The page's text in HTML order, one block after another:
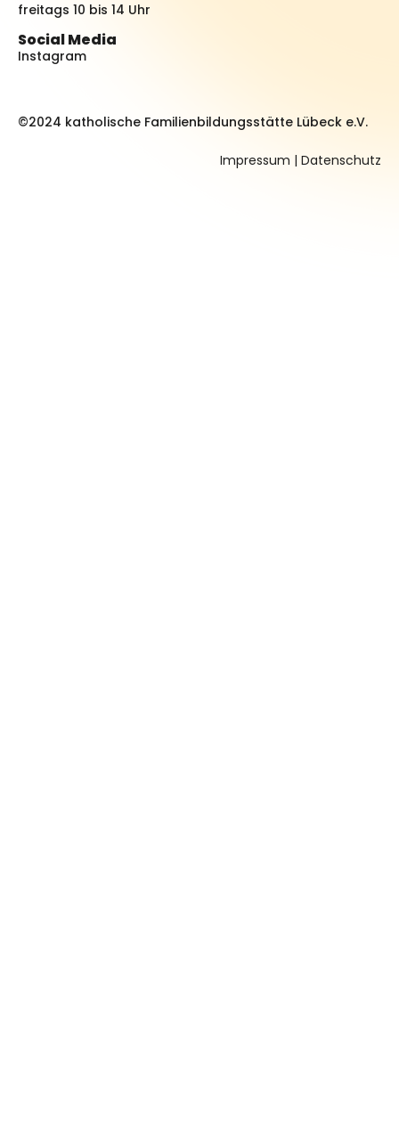
freitags 10 bis 14 Uhr
Social Media
Instagram
©2024 katholische Familienbildungsstätte Lübeck e.V.
Impressum | Datenschutz